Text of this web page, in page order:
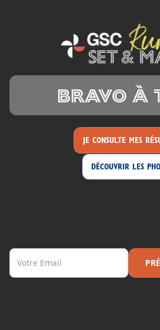
BRAVO
JE CONSULTE MES
DÉCOUVRIR LES